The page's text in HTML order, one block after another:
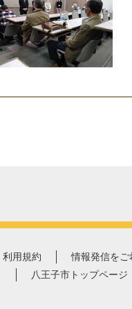
利用規約 情報発信をご
八王子市トップページ